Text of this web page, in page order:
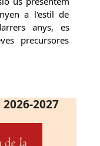
a l'estil de
anys, es
precursores
2027